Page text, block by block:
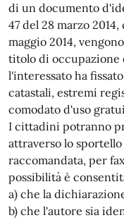
di un documento
47 del 28 marzo
maggio 2014,
titolo di occupazione
l'interessato ha
catastali, estremi
comodato d'uso
I cittadini potranno
attraverso lo
raccomandata, per
possibilità è
a) che la
b) che l'autore sia